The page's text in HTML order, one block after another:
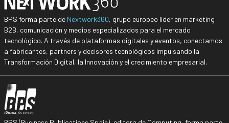
BPS forma parte de Nextwork360, grupo europeo líder en marketing
B2B, comunicación y medios especializados para el mercado
tecnológico. A través de plataformas digitales y eventos, conectamos
a fabricantes, partners y decisores tecnológicos impulsando la
Transformación Digital, la Innovación y el crecimiento empresarial.